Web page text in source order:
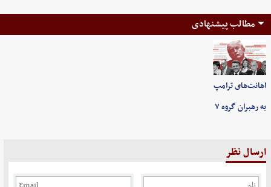
مطالب پیشنهادی
اهانت‌های ترامپ
به رهبران گروه ۷
ارسال نظر